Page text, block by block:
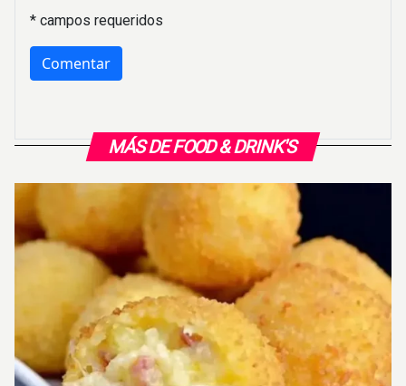
MÁS DE FOOD & DRINK'S
* campos requeridos